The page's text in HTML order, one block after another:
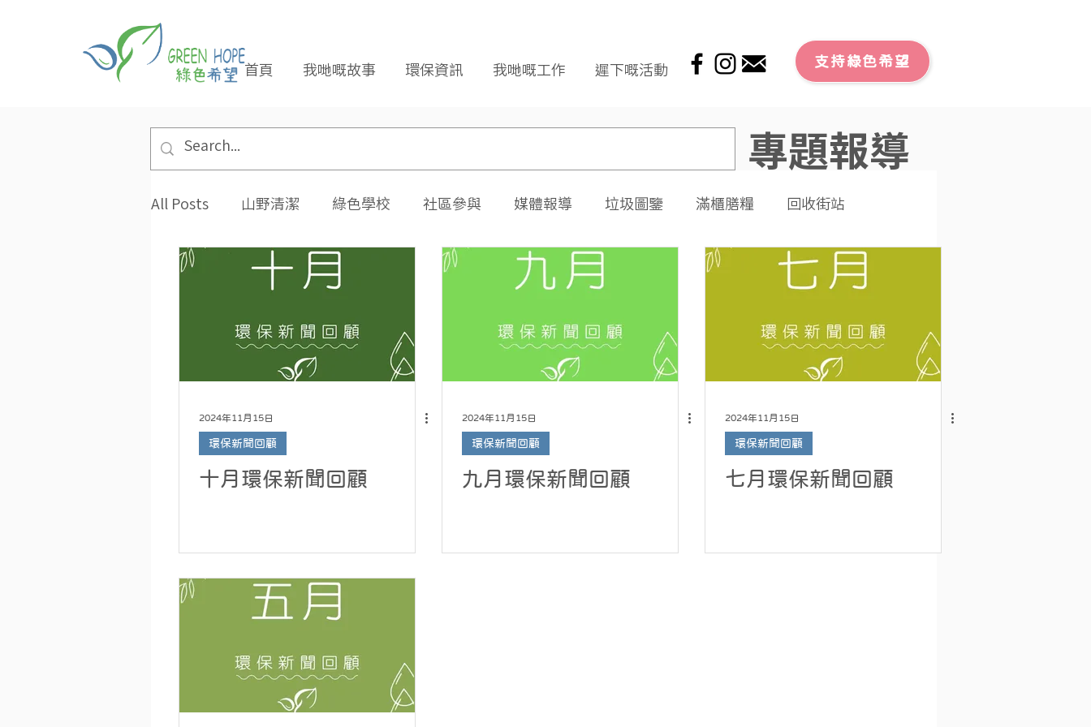
首頁 我哋嘅故事 環保資訊 我哋嘅工作 遲下嘅活動 支持綠色希望
專題報導
All Posts 山野清潔 綠色學校 社區參與 媒體報導 垃圾圖鑒 滿櫃膳糧 回收街站
專題報導 合作夥伴 環保新聞回顧 環保資訊及文章 頭版文章 零廢外賣
環保小貼士 招長期義工 海岸清潔 企業社會責任 拾起希望 海岸清潔大行動
2024年11月15日
環保新聞回顧
十月環保新聞回顧
2024年11月15日
環保新聞回顧
九月環保新聞回顧
2024年11月15日
環保新聞回顧
七月環保新聞回顧